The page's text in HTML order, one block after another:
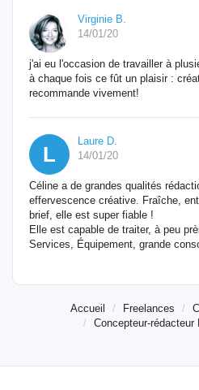
Virginie B.
14/01/20
j'ai eu l'occasion de travailler à
à chaque fois ce fût un plaisir :
recommande vivement!
L
Laure D.
14/01/20
Céline a de grandes qualités
effervescence créative. Fraîche,
brief, elle est super fiable !
Elle est capable de traiter, à peu
Services, Équipement, grande
Accueil Freelances
Concepteur-rédacteur